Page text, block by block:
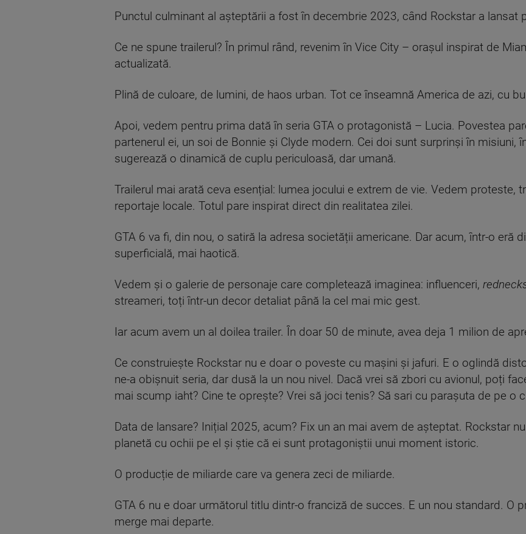
Punctul culminant al așteptării a fost în decembrie 2023, când Rockstar a lansat
Ce ne spune trailerul? În primul rând, revenim în Vice City – orașul inspirat de
actualizată.
Plină de culoare, de lumini, de haos urban. Tot ce înseamnă America de azi, cu
Apoi, vedem pentru prima dată în seria GTA o protagonistă – Lucia. Povestea
partenerul ei, un soi de Bonnie și Clyde modern. Cei doi sunt surprinși în misiuni,
sugerează o dinamică de cuplu periculoasă, dar umană.
Trailerul mai arată ceva esențial: lumea jocului e extrem de vie. Vedem proteste,
reportaje locale. Totul pare inspirat direct din realitatea zilei.
GTA 6 va fi, din nou, o satiră la adresa societății americane. Dar acum, într-o eră
superficială, mai haotică.
Vedem și o galerie de personaje care completează imaginea: influenceri,
streameri, toți într-un decor detaliat până la cel mai mic gest.
Iar acum avem un al doilea trailer. În doar 50 de minute, avea deja 1 milion de
Ce construiește Rockstar nu e doar o poveste cu mașini și jafuri. E o oglindă
ne-a obișnuit seria, dar dusă la un nou nivel. Dacă vrei să zbori cu avionul, poți
mai scump iaht? Cine te oprește? Vrei să joci tenis? Să sari cu parașuta de pe o
Data de lansare? Inițial 2025, acum? Fix un an mai avem de așteptat. Rockstar
planetă cu ochii pe el și știe că ei sunt protagoniștii unui moment istoric.
O producție de miliarde care va genera zeci de miliarde.
GTA 6 nu e doar următorul titlu dintr-o franciză de succes. E un nou standard. O
merge mai departe.